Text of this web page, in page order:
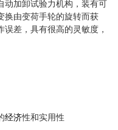
动加卸试验力机构，装有可
换由变荷手轮的旋转而获
差，具有很高的灵敏度，
经济性和实用性